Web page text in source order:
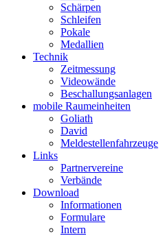
Schärpen
Schleifen
Pokale
Medallien
Technik
Zeitmessung
Videowände
Beschallungsanlagen
mobile Raumeinheiten
Goliath
David
Meldestellenfahrzeuge
Links
Partnervereine
Verbände
Download
Informationen
Formulare
Intern